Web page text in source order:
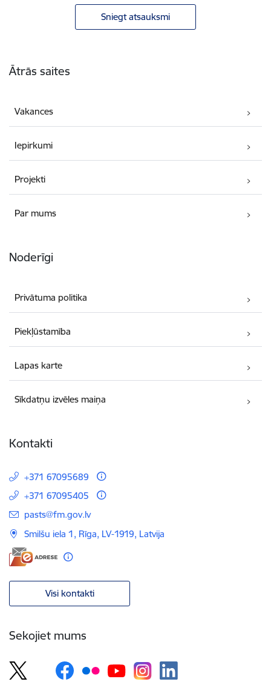
Sniegt atsauksmi
Ātrās saites
Vakances
Iepirkumi
Projekti
Par mums
Noderīgi
Privātuma politika
Piekļūstamība
Lapas karte
Sīkdatņu izvēles maiņa
Kontakti
+371 67095689
+371 67095405
E-pasts:
pasts@fm.gov.lv
Smilšu iela 1, Rīga, LV-1919, Latvija
Visi kontakti
Sekojiet mums